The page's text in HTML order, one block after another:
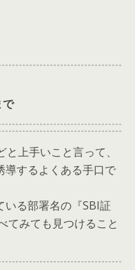
で
上手いこと言って、
導するよくある手口で
る部署名の『SBI証
てみても見つけること